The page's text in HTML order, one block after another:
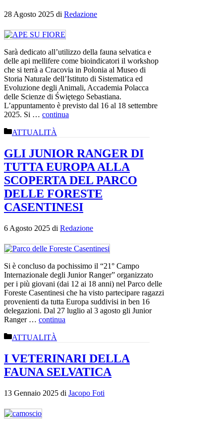
28 Agosto 2025 di Redazione
Sarà dedicato all’utilizzo della fauna selvatica e
delle api mellifere come bioindicatori il workshop
che si terrà a Cracovia in Polonia al Museo di
Storia Naturale dell’Istituto di Sistematica ed
Evoluzione degli Animali, Accademia Polacca
delle Scienze di Świętego Sebastiana.
L’appuntamento è previsto dal 16 al 18 settembre
2025. Si … continua
Categorie
ATTUALITÀ
GLI JUNIOR RANGER DI
TUTTA EUROPA ALLA
SCOPERTA DEL PARCO
DELLE FORESTE
CASENTINESI
6 Agosto 2025 di Redazione
Si è concluso da pochissimo il “21° Campo
Internazionale degli Junior Ranger” organizzato
per i più giovani (dai 12 ai 18 anni) nel Parco delle
Foreste Casentinesi che ha visto partecipare ragazzi
provenienti da tutta Europa suddivisi in ben 16
delegazioni. Dal 27 luglio al 3 agosto gli Junior
Ranger … continua
Categorie
ATTUALITÀ
I VETERINARI DELLA
FAUNA SELVATICA
13 Gennaio 2025 di Jacopo Foti